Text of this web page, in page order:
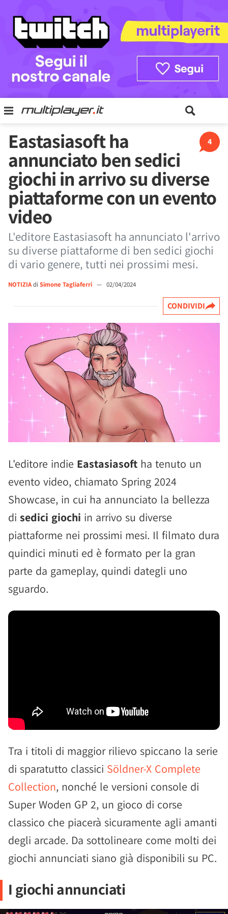
4
Eastasiasoft ha
annunciato ben sedici
giochi in arrivo su diverse
piattaforme con un evento
video
L'editore Eastasiasoft ha annunciato l'arrivo
su diverse piattaforme di ben sedici giochi
di vario genere, tutti nei prossimi mesi.
NOTIZIAdi Simone Tagliaferri — 02/04/2024
CONDIVIDI
L'editore indie Eastasiasoft ha tenuto un
evento video, chiamato Spring 2024
Showcase, in cui ha annunciato la bellezza
di sedici giochi in arrivo su diverse
piattaforme nei prossimi mesi. Il filmato dura
quindici minuti ed è formato per la gran
parte da gameplay, quindi dategli uno
sguardo.
Tra i titoli di maggior rilievo spiccano la serie
di sparatutto classici Söldner-X Complete
Collection, nonché le versioni console di
Super Woden GP 2, un gioco di corse
classico che piacerà sicuramente agli amanti
degli arcade. Da sottolineare come molti dei
giochi annunciati siano già disponibili su PC.
I giochi annunciati